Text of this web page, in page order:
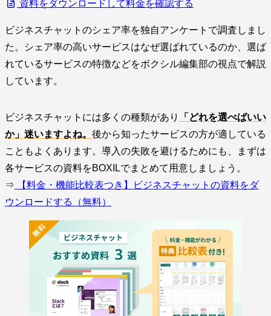
資料をダウンロードして料金を確認する
ビジネスチャットのシェア率を独自アンケートで調査しまし
た。シェア率の高いサービスはなぜ選ばれているのか、選ば
れているサービスの特徴などをボクシル編集部の視点で解説
しています。
ビジネスチャットには多くの種類があり
「どれを選べばいい
か」迷いますよね。 後から知ったサービスの方が適している
こともよくあります。導入の失敗を避けるためにも、まずは
各サービスの資料をBOXILでまとめて用意しましょう。
⇒ 【料金・機能比較表つき】ビジネスチャットの資料をダ
ウンロードする（無料）